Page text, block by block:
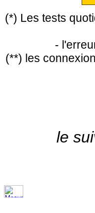
(*) Les tests
-
(**) les
le